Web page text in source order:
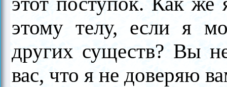
этому телу, если я
других существ? Вы
вас, что я не доверяю